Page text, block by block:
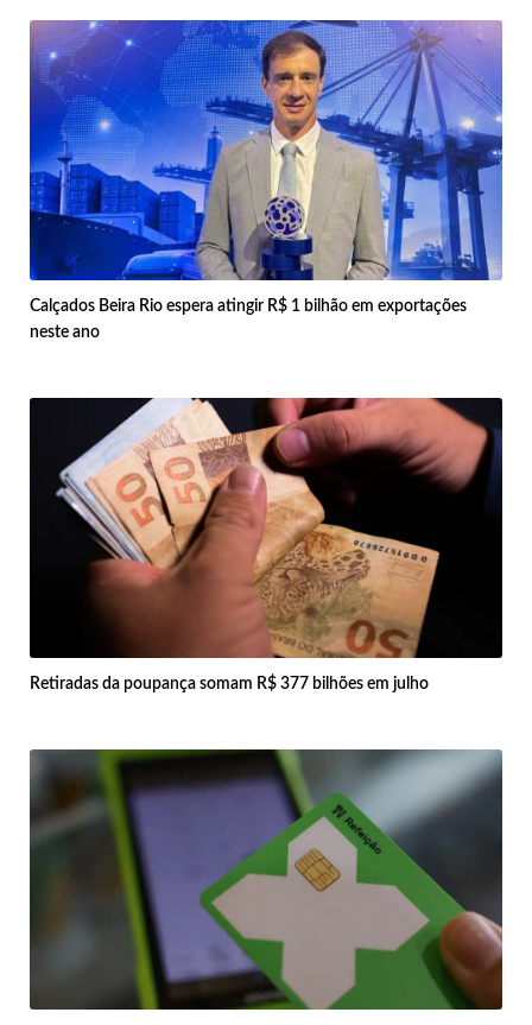
Calçados Beira Rio espera atingir R$ 1 bilhão em exportações
neste ano
Retiradas da poupança somam R$ 377 bilhões em julho